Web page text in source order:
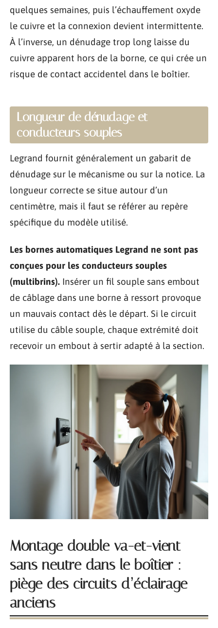
quelques semaines, puis l’échauffement oxyde
le cuivre et la connexion devient intermittente.
À l’inverse, un dénudage trop long laisse du
cuivre apparent hors de la borne, ce qui crée un
risque de contact accidentel dans le boîtier.
Longueur de dénudage et
conducteurs souples
Legrand fournit généralement un gabarit de
dénudage sur le mécanisme ou sur la notice. La
longueur correcte se situe autour d’un
centimètre, mais il faut se référer au repère
spécifique du modèle utilisé.
Les bornes automatiques Legrand ne sont pas
conçues pour les conducteurs souples
(multibrins). Insérer un fil souple sans embout
de câblage dans une borne à ressort provoque
un mauvais contact dès le départ. Si le circuit
utilise du câble souple, chaque extrémité doit
recevoir un embout à sertir adapté à la section.
Montage double va-et-vient
sans neutre dans le boîtier :
piège des circuits d’éclairage
anciens